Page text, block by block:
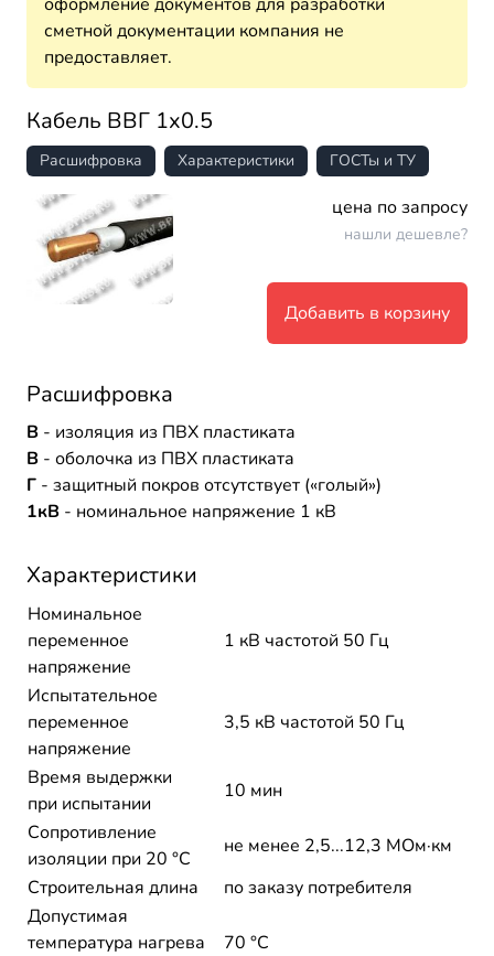
сметной документации компания не
предоставляет.
Кабель ВВГ 1х0.5
Расшифровка Характеристики ГОСТы и ТУ
цена по запросу
нашли дешевле?
Добавить в корзину
Расшифровка
В - изоляция из ПВХ пластиката
В - оболочка из ПВХ пластиката
Г - защитный покров отсутствует («голый»)
1кВ - номинальное напряжение 1 кВ
Характеристики
Номинальное
переменное
напряжение
1 кВ частотой 50 Гц
Испытательное
переменное
напряжение
3,5 кВ частотой 50 Гц
Время выдержки
при испытании
10 мин
Сопротивление
изоляции при 20 °С
не менее 2,5...12,3 МОм·км
Строительная длина
по заказу потребителя
Допустимая
температура нагрева
70 °C